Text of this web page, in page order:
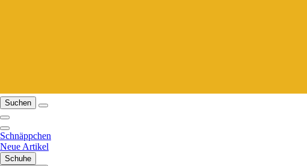
Suchen
Schnäppchen
Neue Artikel
Schuhe